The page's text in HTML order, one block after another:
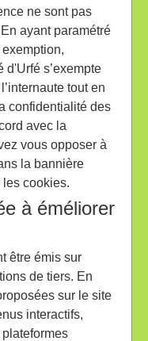
ne sont pas
ayant paramétré
d'Urfé s’exempte
tout en
confidentialité des
avec la
vous opposer à
la bannière
cookies.
à éméliorer
être émis sur
de tiers. En
sur le site
interactifs,